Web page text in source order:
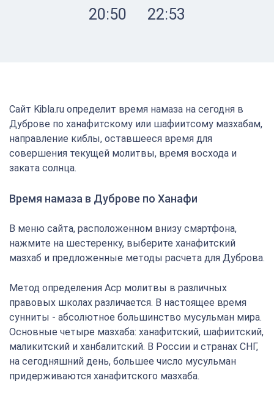
20:50 22:53
Сайт Kibla.ru определит время намаза на сегодня в
Дуброве по ханафитскому или шафиитсому мазхабам,
направление киблы, оставшееся время для
совершения текущей молитвы, время восхода и
заката солнца.
Время намаза в Дуброве по Ханафи
В меню сайта, расположенном внизу смартфона,
нажмите на шестеренку, выберите ханафитский
мазхаб и предложенные методы расчета для Дуброва.
Метод определения Аср молитвы в различных
правовых школах различается. В настоящее время
сунниты - абсолютное большинство мусульман мира.
Основные четыре мазхаба: ханафитский, шафиитский,
маликитский и ханбалитский. В России и странах СНГ,
на сегодняшний день, большее число мусульман
придерживаются ханафитского мазхаба.